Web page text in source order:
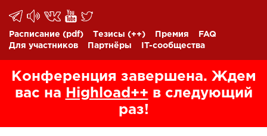
Расписание (pdf) Тезисы (++) Премия
FAQ
Для участников
Партнёры IT-сообщества
Конференция завершена. Ждем
вас на Highload++ в следующий
раз!